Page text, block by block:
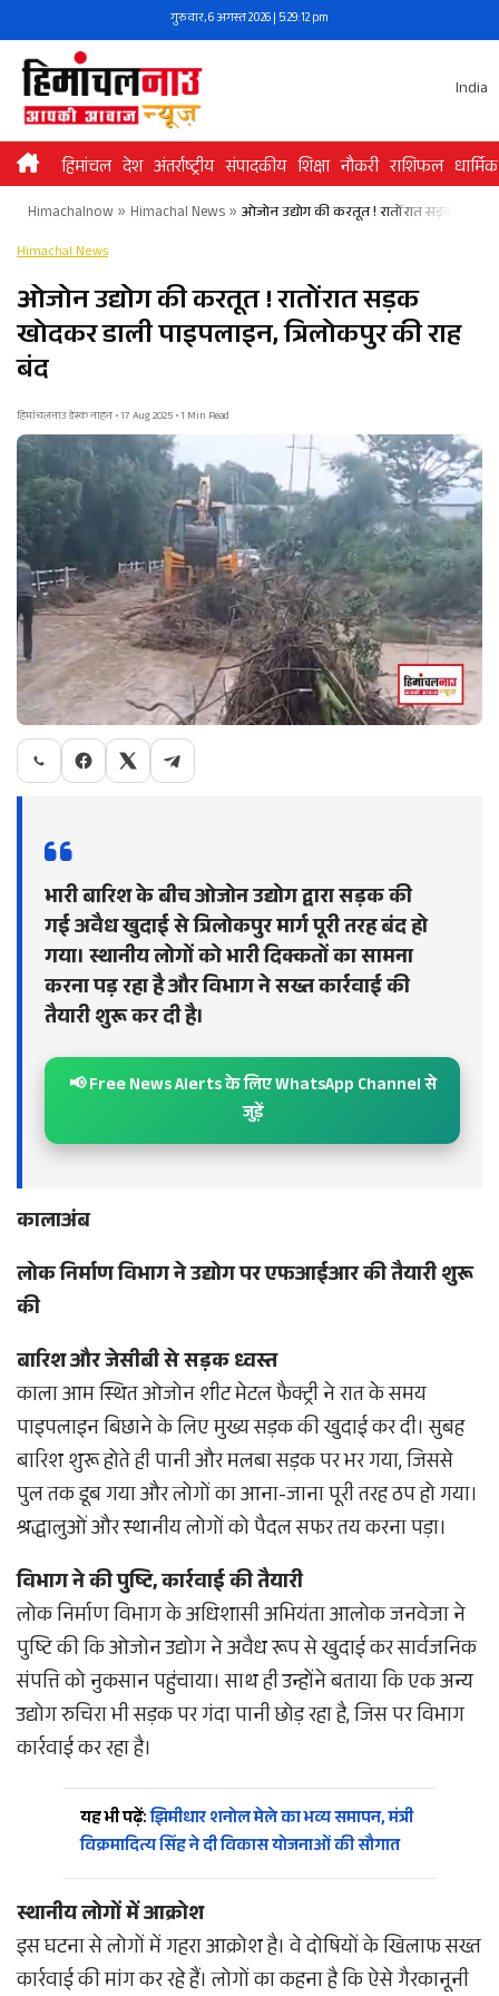
to
content
गुरुवार, 6 अगस्त 2026 | 5:29:13 pm
India
हिमांचल देश अंतर्राष्ट्रीय संपादकीय शिक्षा नौकरी राशिफल धार्मिक
Himachalnow» Himachal News» ओजोन उद्योग की करतूत ! रातोंरात सड़क
Himachal News
ओजोन उद्योग की करतूत ! रातोंरात सड़क
खोदकर डाली पाइपलाइन, त्रिलोकपुर की राह
बंद
हिमांचलनाउ डेस्क नाहन • 17 Aug 2025 • 1 Min Read
भारी बारिश के बीच ओजोन उद्योग द्वारा सड़क की
गई अवैध खुदाई से त्रिलोकपुर मार्ग पूरी तरह बंद हो
गया। स्थानीय लोगों को भारी दिक्कतों का सामना
करना पड़ रहा है और विभाग ने सख्त कार्रवाई की
तैयारी शुरू कर दी है।
📢 Free News Alerts के लिए WhatsApp Channel से
जुड़ें
कालाअंब
लोक निर्माण विभाग ने उद्योग पर एफआईआर की तैयारी शुरू
की
बारिश और जेसीबी से सड़क ध्वस्त
काला आम स्थित ओजोन शीट मेटल फैक्ट्री ने रात के समय
पाइपलाइन बिछाने के लिए मुख्य सड़क की खुदाई कर दी। सुबह
बारिश शुरू होते ही पानी और मलबा सड़क पर भर गया, जिससे
पुल तक डूब गया और लोगों का आना-जाना पूरी तरह ठप हो गया।
श्रद्धालुओं और स्थानीय लोगों को पैदल सफर तय करना पड़ा।
विभाग ने की पुष्टि, कार्रवाई की तैयारी
लोक निर्माण विभाग के अधिशासी अभियंता आलोक जनवेजा ने
पुष्टि की कि ओजोन उद्योग ने अवैध रूप से खुदाई कर सार्वजनिक
संपत्ति को नुकसान पहुंचाया। साथ ही उन्होंने बताया कि एक अन्य
उद्योग रुचिरा भी सड़क पर गंदा पानी छोड़ रहा है, जिस पर विभाग
कार्रवाई कर रहा है।
यह भी पढ़ें:झिमीधार शनोल मेले का भव्य समापन, मंत्री
विक्रमादित्य सिंह ने दी विकास योजनाओं की सौगात
स्थानीय लोगों में आक्रोश
इस घटना से लोगों में गहरा आक्रोश है। वे दोषियों के खिलाफ सख्त
कार्रवाई की मांग कर रहे हैं। लोगों का कहना है कि ऐसे गैरकानूनी